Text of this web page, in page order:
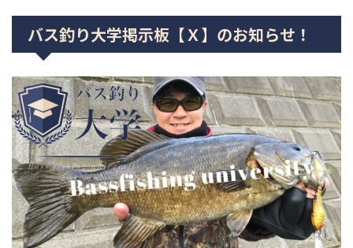
バス釣り大学掲示板【Ｘ】のお知らせ！